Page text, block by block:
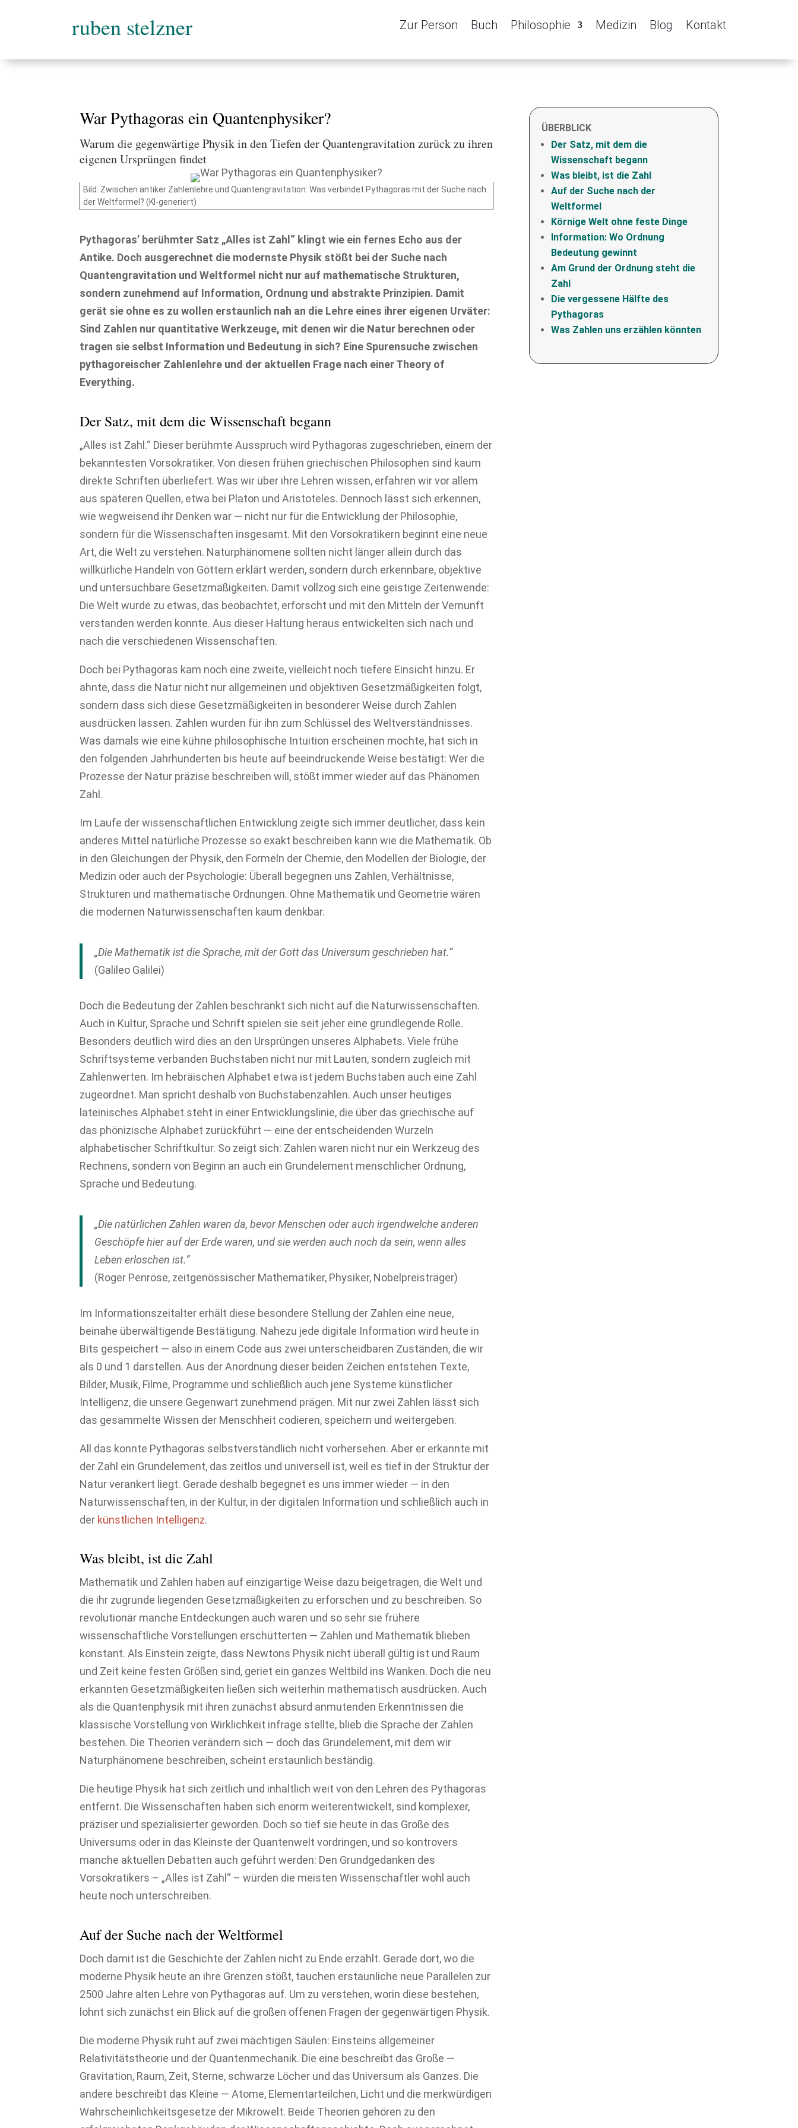
ruben stelzner Zur Person Buch Philosophie Medizin Blog Kontakt
War Pythagoras ein Quantenphysiker?
Warum die gegenwärtige Physik in den Tiefen der Quantengravitation zurück zu ihren
eigenen Ursprüngen findet
Bild: Zwischen antiker Zahlenlehre und Quantengravitation: Was verbindet Pythagoras mit der Suche nach
der Weltformel? (KI-generiert)
Pythagoras’ berühmter Satz „Alles ist Zahl“ klingt wie ein fernes Echo aus der
Antike. Doch ausgerechnet die modernste Physik stößt bei der Suche nach
Quantengravitation und Weltformel nicht nur auf mathematische Strukturen,
sondern zunehmend auf Information, Ordnung und abstrakte Prinzipien. Damit
gerät sie ohne es zu wollen erstaunlich nah an die Lehre eines ihrer eigenen Urväter:
Sind Zahlen nur quantitative Werkzeuge, mit denen wir die Natur berechnen oder
tragen sie selbst Information und Bedeutung in sich? Eine Spurensuche zwischen
pythagoreischer Zahlenlehre und der aktuellen Frage nach einer Theory of
Everything.
Der Satz, mit dem die Wissenschaft begann
„Alles ist Zahl.“ Dieser berühmte Ausspruch wird Pythagoras zugeschrieben, einem der
bekanntesten Vorsokratiker. Von diesen frühen griechischen Philosophen sind kaum
direkte Schriften überliefert. Was wir über ihre Lehren wissen, erfahren wir vor allem
aus späteren Quellen, etwa bei Platon und Aristoteles. Dennoch lässt sich erkennen,
wie wegweisend ihr Denken war — nicht nur für die Entwicklung der Philosophie,
sondern für die Wissenschaften insgesamt. Mit den Vorsokratikern beginnt eine neue
Art, die Welt zu verstehen. Naturphänomene sollten nicht länger allein durch das
willkürliche Handeln von Göttern erklärt werden, sondern durch erkennbare, objektive
und untersuchbare Gesetzmäßigkeiten. Damit vollzog sich eine geistige Zeitenwende:
Die Welt wurde zu etwas, das beobachtet, erforscht und mit den Mitteln der Vernunft
verstanden werden konnte. Aus dieser Haltung heraus entwickelten sich nach und
nach die verschiedenen Wissenschaften.
Doch bei Pythagoras kam noch eine zweite, vielleicht noch tiefere Einsicht hinzu. Er
ahnte, dass die Natur nicht nur allgemeinen und objektiven Gesetzmäßigkeiten folgt,
sondern dass sich diese Gesetzmäßigkeiten in besonderer Weise durch Zahlen
ausdrücken lassen. Zahlen wurden für ihn zum Schlüssel des Weltverständnisses.
Was damals wie eine kühne philosophische Intuition erscheinen mochte, hat sich in
den folgenden Jahrhunderten bis heute auf beeindruckende Weise bestätigt: Wer die
Prozesse der Natur präzise beschreiben will, stößt immer wieder auf das Phänomen
Zahl.
Im Laufe der wissenschaftlichen Entwicklung zeigte sich immer deutlicher, dass kein
anderes Mittel natürliche Prozesse so exakt beschreiben kann wie die Mathematik. Ob
in den Gleichungen der Physik, den Formeln der Chemie, den Modellen der Biologie, der
Medizin oder auch der Psychologie: Überall begegnen uns Zahlen, Verhältnisse,
Strukturen und mathematische Ordnungen. Ohne Mathematik und Geometrie wären
die modernen Naturwissenschaften kaum denkbar.
„Die Mathematik ist die Sprache, mit der Gott das Universum geschrieben hat.“
(Galileo Galilei)
Doch die Bedeutung der Zahlen beschränkt sich nicht auf die Naturwissenschaften.
Auch in Kultur, Sprache und Schrift spielen sie seit jeher eine grundlegende Rolle.
Besonders deutlich wird dies an den Ursprüngen unseres Alphabets. Viele frühe
Schriftsysteme verbanden Buchstaben nicht nur mit Lauten, sondern zugleich mit
Zahlenwerten. Im hebräischen Alphabet etwa ist jedem Buchstaben auch eine Zahl
zugeordnet. Man spricht deshalb von Buchstabenzahlen. Auch unser heutiges
lateinisches Alphabet steht in einer Entwicklungslinie, die über das griechische auf
das phönizische Alphabet zurückführt — eine der entscheidenden Wurzeln
alphabetischer Schriftkultur. So zeigt sich: Zahlen waren nicht nur ein Werkzeug des
Rechnens, sondern von Beginn an auch ein Grundelement menschlicher Ordnung,
Sprache und Bedeutung.
„Die natürlichen Zahlen waren da, bevor Menschen oder auch irgendwelche anderen
Geschöpfe hier auf der Erde waren, und sie werden auch noch da sein, wenn alles
Leben erloschen ist.“
(Roger Penrose, zeitgenössischer Mathematiker, Physiker, Nobelpreisträger)
Im Informationszeitalter erhält diese besondere Stellung der Zahlen eine neue,
beinahe überwältigende Bestätigung. Nahezu jede digitale Information wird heute in
Bits gespeichert — also in einem Code aus zwei unterscheidbaren Zuständen, die wir
als 0 und 1 darstellen. Aus der Anordnung dieser beiden Zeichen entstehen Texte,
Bilder, Musik, Filme, Programme und schließlich auch jene Systeme künstlicher
Intelligenz, die unsere Gegenwart zunehmend prägen. Mit nur zwei Zahlen lässt sich
das gesammelte Wissen der Menschheit codieren, speichern und weitergeben.
All das konnte Pythagoras selbstverständlich nicht vorhersehen. Aber er erkannte mit
der Zahl ein Grundelement, das zeitlos und universell ist, weil es tief in der Struktur der
Natur verankert liegt. Gerade deshalb begegnet es uns immer wieder — in den
Naturwissenschaften, in der Kultur, in der digitalen Information und schließlich auch in
der künstlichen Intelligenz.
Was bleibt, ist die Zahl
Mathematik und Zahlen haben auf einzigartige Weise dazu beigetragen, die Welt und
die ihr zugrunde liegenden Gesetzmäßigkeiten zu erforschen und zu beschreiben. So
revolutionär manche Entdeckungen auch waren und so sehr sie frühere
wissenschaftliche Vorstellungen erschütterten — Zahlen und Mathematik blieben
konstant. Als Einstein zeigte, dass Newtons Physik nicht überall gültig ist und Raum
und Zeit keine festen Größen sind, geriet ein ganzes Weltbild ins Wanken. Doch die neu
erkannten Gesetzmäßigkeiten ließen sich weiterhin mathematisch ausdrücken. Auch
als die Quantenphysik mit ihren zunächst absurd anmutenden Erkenntnissen die
klassische Vorstellung von Wirklichkeit infrage stellte, blieb die Sprache der Zahlen
bestehen. Die Theorien verändern sich — doch das Grundelement, mit dem wir
Naturphänomene beschreiben, scheint erstaunlich beständig.
Die heutige Physik hat sich zeitlich und inhaltlich weit von den Lehren des Pythagoras
entfernt. Die Wissenschaften haben sich enorm weiterentwickelt, sind komplexer,
präziser und spezialisierter geworden. Doch so tief sie heute in das Große des
Universums oder in das Kleinste der Quantenwelt vordringen, und so kontrovers
manche aktuellen Debatten auch geführt werden: Den Grundgedanken des
Vorsokratikers – „Alles ist Zahl“ – würden die meisten Wissenschaftler wohl auch
heute noch unterschreiben.
Auf der Suche nach der Weltformel
Doch damit ist die Geschichte der Zahlen nicht zu Ende erzählt. Gerade dort, wo die
moderne Physik heute an ihre Grenzen stößt, tauchen erstaunliche neue Parallelen zur
2500 Jahre alten Lehre von Pythagoras auf. Um zu verstehen, worin diese bestehen,
lohnt sich zunächst ein Blick auf die großen offenen Fragen der gegenwärtigen Physik.
Die moderne Physik ruht auf zwei mächtigen Säulen: Einsteins allgemeiner
Relativitätstheorie und der Quantenmechanik. Die eine beschreibt das Große —
Gravitation, Raum, Zeit, Sterne, schwarze Löcher und das Universum als Ganzes. Die
andere beschreibt das Kleine — Atome, Elementarteilchen, Licht und die merkwürdigen
Wahrscheinlichkeitsgesetze der Mikrowelt. Beide Theorien gehören zu den
ÜBERBLICK
Der Satz, mit dem die
Wissenschaft begann
Was bleibt, ist die Zahl
Auf der Suche nach der
Weltformel
Körnige Welt ohne feste Dinge
Information: Wo Ordnung
Bedeutung gewinnt
Am Grund der Ordnung steht die
Zahl
Die vergessene Hälfte des
Pythagoras
Was Zahlen uns erzählen könnten